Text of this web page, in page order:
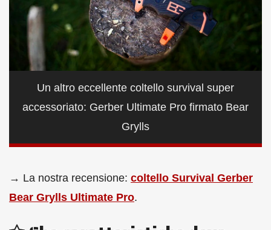
Un altro eccellente coltello survival super
accessoriato: Gerber Ultimate Pro firmato Bear
Grylls
→ La nostra recensione: coltello Survival Gerber
Bear Grylls Ultimate Pro.